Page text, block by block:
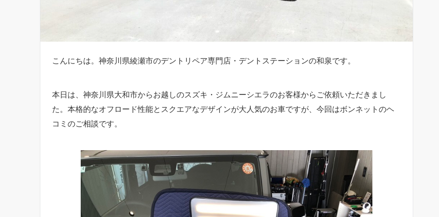
こんにちは。神奈川県綾瀬市のデントリペア専門店・デントステーションの和泉です。
本日は、神奈川県大和市からお越しのスズキ・ジムニーシエラのお客様からご依頼いただきまし
た。本格的なオフロード性能とスクエアなデザインが大人気のお車ですが、今回はボンネットのヘ
コミのご相談です。